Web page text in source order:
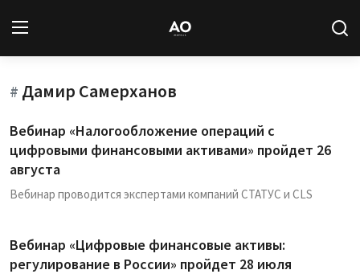
Вход Регистрация
Новости
Статьи
Архив
# Дамир Самерханов
Вебинар «Налогообложение операций с
цифровыми финансовыми активами» пройдет 26
августа
Вебинар проводится экспертами компаний СТАТУС и CLS
Вебинар «Цифровые финансовые активы:
регулирование в России» пройдет 28 июля